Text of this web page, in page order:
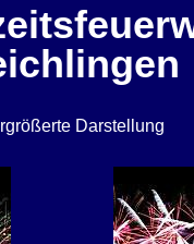
Darstellung